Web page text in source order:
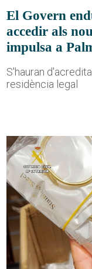
El Govern
accedir als
impulsa a
S'hauran
residència legal